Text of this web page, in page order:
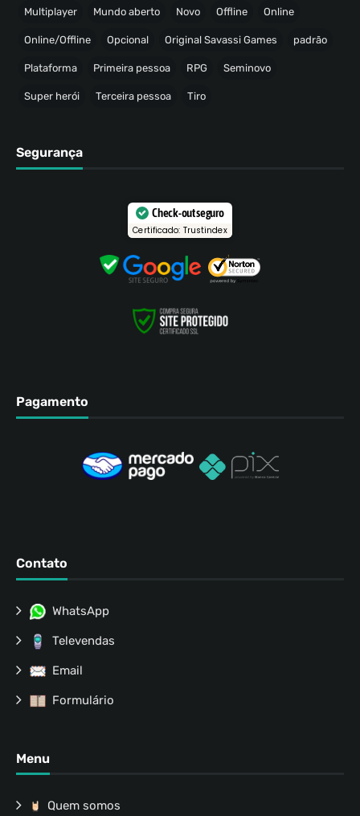
Multiplayer Mundo aberto Novo Offline Online
Online/Offline Opcional Original Savassi Games padrão
Plataforma Primeira pessoa RPG Seminovo
Super herói Terceira pessoa Tiro
Segurança
Check-out seguro
Certificado: Trustindex
Pagamento
Contato
WhatsApp
Televendas
Email
Formulário
Menu
Quem somos